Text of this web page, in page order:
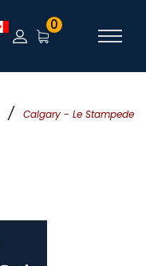
/
Calgary - Le Stampede
0